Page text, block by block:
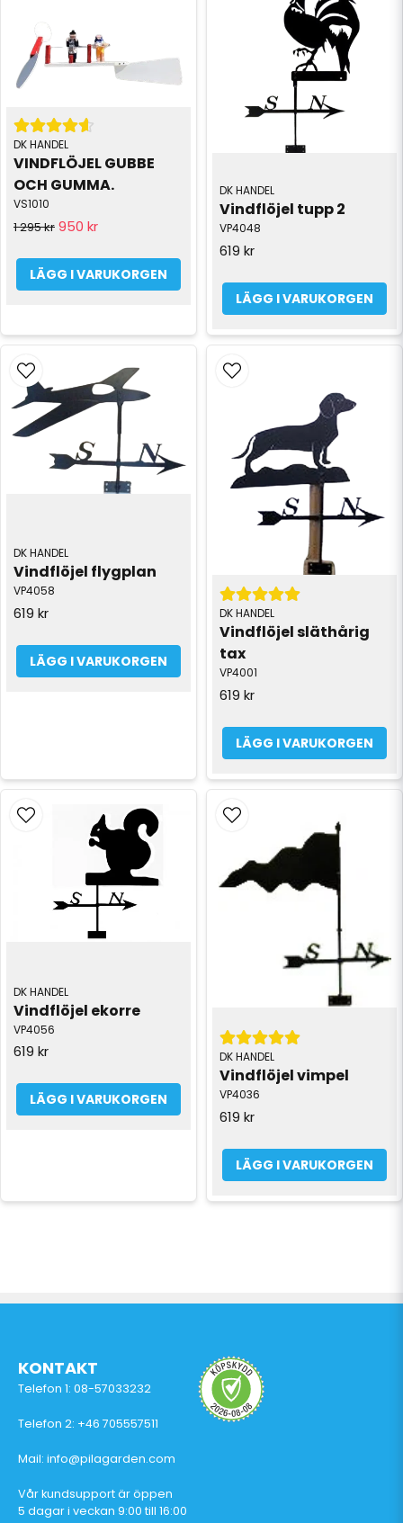
DK HANDEL
VINDFLÖJEL GUBBE
OCH GUMMA.
VS1010
1 295 kr 950 kr
LÄGG I VARUKORGEN
DK HANDEL
Vindflöjel tupp 2
VP4048
619 kr
LÄGG I VARUKORGEN
DK HANDEL
Vindflöjel flygplan
VP4058
619 kr
LÄGG I VARUKORGEN
DK HANDEL
Vindflöjel släthårig
tax
VP4001
619 kr
LÄGG I VARUKORGEN
DK HANDEL
Vindflöjel ekorre
VP4056
619 kr
LÄGG I VARUKORGEN
DK HANDEL
Vindflöjel vimpel
VP4036
619 kr
LÄGG I VARUKORGEN
KONTAKT
Telefon 1: 08-57033232
Telefon 2: +46 705557511
Mail: info@pilagarden.com
Vår kundsupport är öppen
5 dagar i veckan 9:00 till 16:00